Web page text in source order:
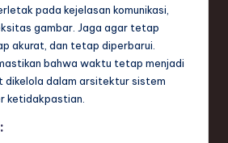
pada kejelasan komunikasi,
gambar. Jaga agar tetap
akurat, dan tetap diperbarui.
bahwa waktu tetap menjadi
dikelola dalam arsitektur sistem
ketidakpastian.